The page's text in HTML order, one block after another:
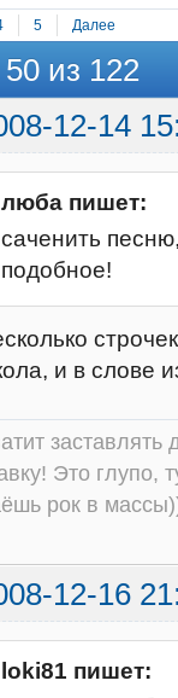
5 Далее
из 122
12-14
люба пишет:
саченить
подобное!
и в слове
заставлять
Это глупо,
рок в
12-16
loki81 пишет: